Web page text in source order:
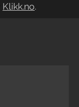
Klikk.no.